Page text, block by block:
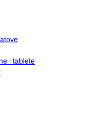
i tablete